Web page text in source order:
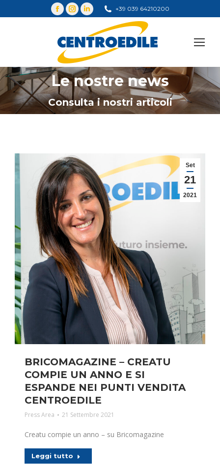
+39 039 64210200
Le nostre news
Consulta i nostri articoli
You are here:
Set
21
2021
BRICOMAGAZINE – CREATU
COMPIE UN ANNO E SI
ESPANDE NEI PUNTI VENDITA
CENTROEDILE
Press Area 21 Settembre 2021
Creatu compie un anno – su Bricomagazine
Leggi tutto